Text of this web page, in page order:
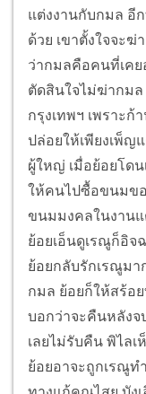
แต่งงานกับกมล อี
ด้วย เขาตั้งใจจะ
ว่ากมลคือคนที่เคย
ตัดสินใจไม่ฆ่ากม
กรุงเทพฯ เพราะก้
ปล่อยให้เพียงเพ็ญ
ผู้ใหญ่ เมื่อย้อยโด
ให้คนไปซื้อขนมข
ขนมมงคลในงานแ
ย้อยเอ็นดูเรณูก็อิจ
ย้อยกลับรักเรณูมา
กมล ย้อยก็ให้สร้อ
บอกว่าจะคืนหลังจ
เลยไม่รับคืน พิไล
ย้อยอาจะถูกเรณูท